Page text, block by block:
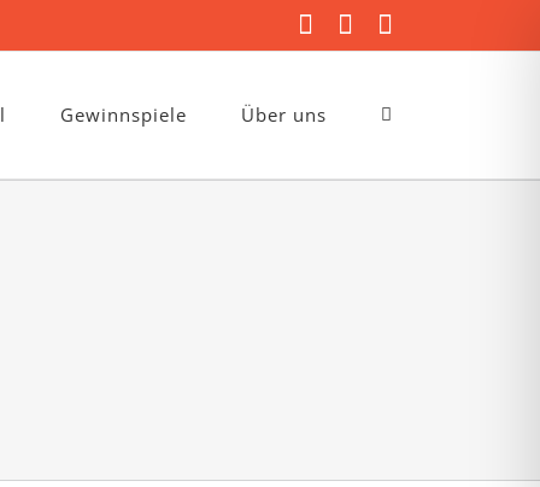
FacebookInstagram
Mail
Gewinnspiele Über uns